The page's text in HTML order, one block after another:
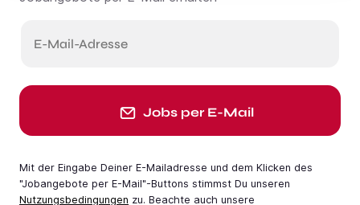
E-Mail-Adresse
Jobs per E-Mail
Mit der Eingabe Deiner E-Mail­adresse und dem Klicken des
"Jobangebote per E-Mail"-Buttons stimmst Du unseren
Nutzungsbedingungen zu. Beachte auch unsere